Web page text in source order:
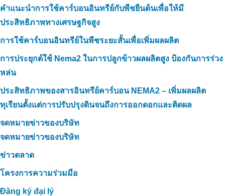
คำแนะนำการใช้คาร์บอนอินทรีย์กับพืชยืนต้นเพื่อให้มี
ประสิทธิภาพทางเศรษฐกิจสูง
การใช้คาร์บอนอินทรีย์ในพืชระยะสั้นเพื่อเพิ่มผลผลิต
การประยุกต์ใช้ Nema2 ในการปลูกข้าวผลผลิตสูง ป้องกันการร่วง
หล่น
ประสิทธิภาพของสารอินทรีย์คาร์บอน NEMA2 – เพิ่มผลผลิต
ทุเรียนตั้งแต่การปรับปรุงดินจนถึงการออกดอกและติดผล
จดหมายข่าวของบริษัท
จดหมายข่าวของบริษัท
ข่าวตลาด
โครงการความร่วมมือ
Đăng ký đại lý